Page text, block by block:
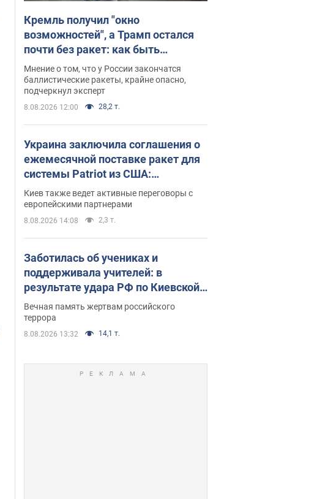
Кремль получил "окно
возможностей", а Трамп остался
почти без ракет: как быть
Украине? Интервью с Мельником
Мнение о том, что у России закончатся
баллистические ракеты, крайне опасно,
подчеркнул эксперт
8.08.2026 12:00 28,2 т.
Украина заключила соглашения о
ежемесячной поставке ракет для
системы Patriot из США:
Зеленский раскрыл подробности
Киев также ведет активные переговоры с
европейскими партнерами
8.08.2026 14:08 2,3 т.
Заботилась об учениках и
поддерживала учителей: в
результате удара РФ по Киевской
области погибли директор
киевского лицея, её муж и внук
Вечная память жертвам российского
террора
8.08.2026 13:32 14,1 т.